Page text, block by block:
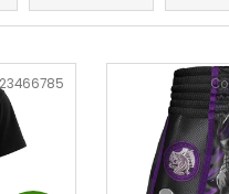
BANDÁŽE 2,5 M -
- PHWR2773